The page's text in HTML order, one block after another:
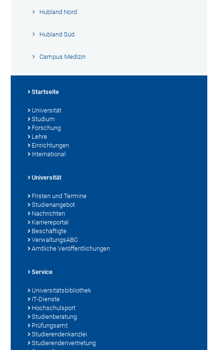
Hubland Nord
Hubland Süd
Campus Medizin
Startseite
Universität
Studium
Forschung
Lehre
Einrichtungen
International
Universität
Fristen und Termine
Studienangebot
Nachrichten
Karriereportal
Beschäftigte
VerwaltungsABC
Amtliche Veröffentlichungen
Service
Universitätsbibliothek
IT-Dienste
Hochschulsport
Studienberatung
Prüfungsamt
Studierendenkanzlei
Studierendenvertretung